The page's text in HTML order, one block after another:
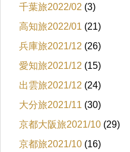
千葉旅2022/02 (3)
高知旅2022/01 (21)
兵庫旅2021/12 (26)
愛知旅2021/12 (15)
出雲旅2021/12 (24)
大分旅2021/11 (30)
京都大阪旅2021/10 (29)
京都旅2021/10 (16)